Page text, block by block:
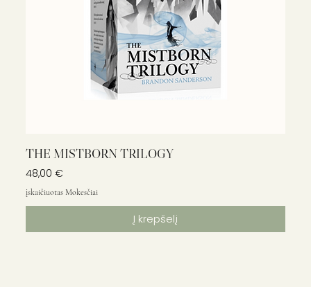
THE MISTBORN TRILOGY
Kaina
48,00 €
įskaičiuotas Mokesčiai
Į krepšelį